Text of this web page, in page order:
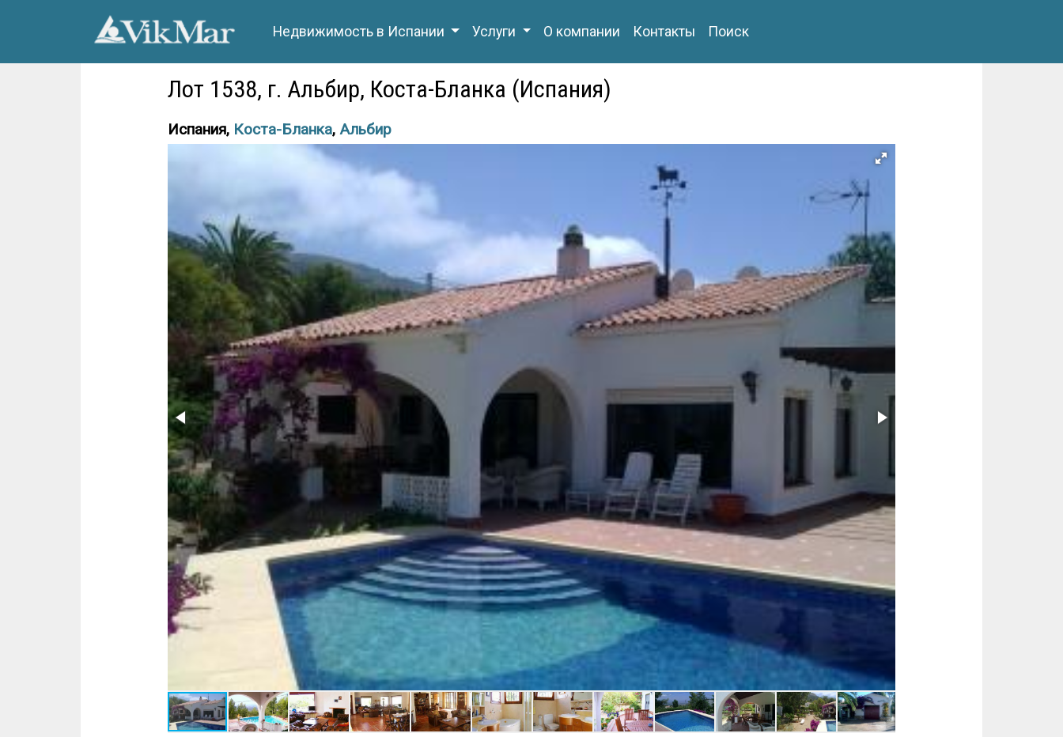
Недвижимость в Испании Услуги О компании Контакты Поиск
Лот 1538, г. Альбир, Коста-Бланка (Испания)
Испания, Коста-Бланка, Альбир